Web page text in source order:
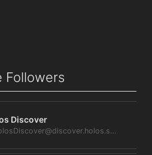
Followers
Discover
@HolosDiscover@discover.holos.social